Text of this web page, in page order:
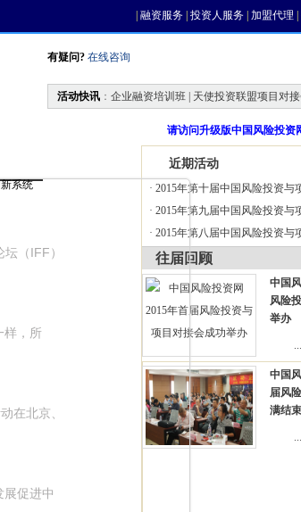
融资服务 投资人服务 加盟代理
有疑问? 在线咨询
活动快讯 ： 企业融资培训班 | 天使投资联盟项目对
请访问升级版中国风险投资
（IFF）
，所
在北京、
促进中
近期活动
· 2015年第十届中国风险投资与
· 2015年第九届中国风险投资与
· 2015年第八届中国风险投资与
往届回顾
中国
风险
举办
...
中国
届风
满结束
...